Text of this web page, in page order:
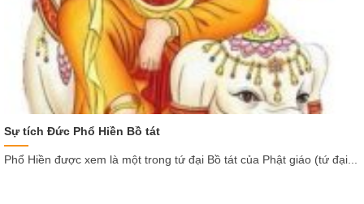
Sự tích Đức Phổ Hiền Bồ tát
Phổ Hiền được xem là một trong tứ đại Bồ tát của Phật giáo (tứ đại...